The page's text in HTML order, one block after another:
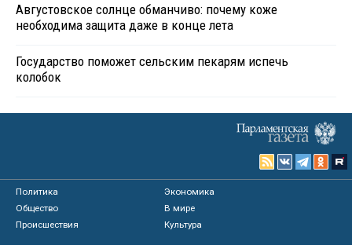
Августовское солнце обманчиво: почему коже
необходима защита даже в конце лета
Государство поможет сельским пекарям испечь
колобок
Политика
Экономика
Общество
В мире
Происшествия
Культура